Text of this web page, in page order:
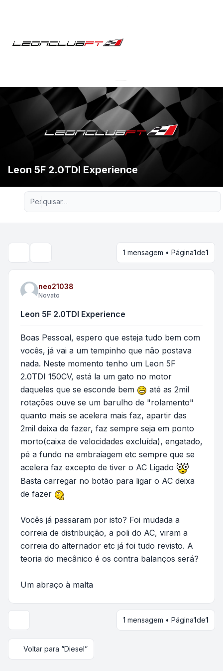
Leon 5F 2.0TDI Experience
Pesquisa avançada
1 mensagem • Página1de1
neo21038
Novato
Leon 5F 2.0TDI Experience
Boas Pessoal, espero que esteja tudo bem com
vocês, já vai a um tempinho que não postava
nada. Neste momento tenho um Leon 5F
2.0TDI 150CV, está la um gato no motor
daqueles que se esconde bem
até as 2mil
rotações ouve se um barulho de "rolamento"
quanto mais se acelera mais faz, apartir das
2mil deixa de fazer, faz sempre seja em ponto
morto(caixa de velocidades excluída), engatado,
pé a fundo na embraiagem etc sempre que se
acelera faz excepto de tiver o AC Ligado
Basta carregar no botão para ligar o AC deixa
de fazer
Vocês já passaram por isto? Foi mudada a
correia de distribuição, a poli do AC, viram a
correia do alternador etc já foi tudo revisto. A
teoria do mecânico é os contra balanços será?
Um abraço à malta
1 mensagem • Página1de1
Voltar para “Diesel”